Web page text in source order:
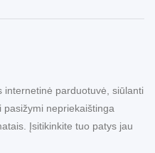
internetinė parduotuvė, siūlanti
nepriekaištinga
Įsitikinkite tuo patys jau